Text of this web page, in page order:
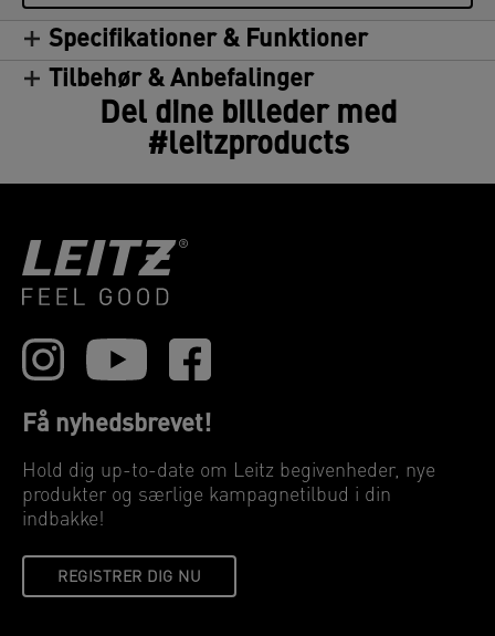
Specifikationer & Funktioner
Tilbehør & Anbefalinger
Del dine billeder med
#leitzproducts
Få nyhedsbrevet!
Hold dig up-to-date om Leitz begivenheder, nye
produkter og særlige kampagnetilbud i din
indbakke!
REGISTRER DIG NU